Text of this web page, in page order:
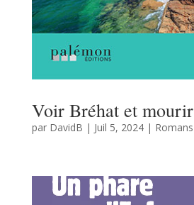
Voir Bréhat et mourir
par DavidB | Juil 5, 2024| Romans